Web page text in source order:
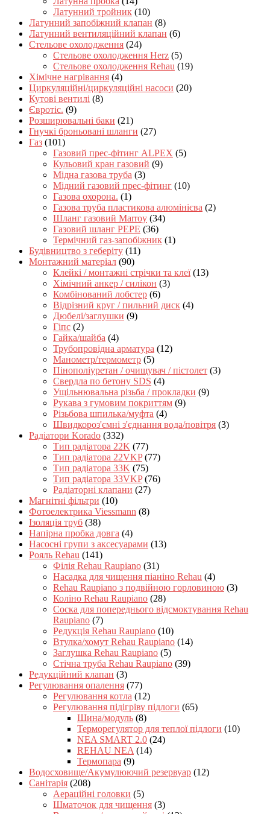
Латунний тройник (10)
Латунний запобіжний клапан (8)
Латунний вентиляційний клапан (6)
Стельове охолодження (24)
Стельове охолодження Herz (5)
Стельове охолодження Rehau (19)
Хімічне нагрівання (4)
Циркуляційні/циркуляційні насоси (20)
Кутові вентилі (8)
Євротіс. (9)
Розширювальні баки (21)
Гнучкі броньовані шланги (27)
Газ (101)
Газовий прес-фітинг ALPEX (5)
Кульовий кран газовий (9)
Мідна газова труба (3)
Мідний газовий прес-фітинг (10)
Газова охорона. (1)
Газова труба пластикова алюмінієва (2)
Шланг газовий Marroy (34)
Газовий шланг PEPE (36)
Термічний газ-запобіжник (1)
Будівництво з геберіту (11)
Монтажний матеріал (90)
Клейкі / монтажні стрічки та клеї (13)
Хімічний анкер / силікон (3)
Комбінований лобстер (6)
Відрізний круг / пильний диск (4)
Дюбелі/заглушки (9)
Гіпс (2)
Гайка/шайба (4)
Трубопровідна арматура (12)
Манометр/термометр (5)
Пінополіуретан / очищувач / пістолет (3)
Свердла по бетону SDS (4)
Ущільнювальна різьба / прокладки (9)
Рукава з гумовим покриттям (9)
Різьбова шпилька/муфта (4)
Швидкороз'ємні з'єднання вода/повітря (3)
Радіатори Korado (332)
Тип радіатора 22K (77)
Тип радіатора 22VKP (77)
Тип радіатора 33K (75)
Тип радіатора 33VKP (76)
Радіаторні клапани (27)
Магнітні фільтри (10)
Фотоелектрика Viessmann (8)
Ізоляція труб (38)
Напірна пробка довга (4)
Насосні групи з аксесуарами (13)
Рояль Rehau (141)
Філія Rehau Raupiano (31)
Насадка для чищення піаніно Rehau (4)
Rehau Raupiano з подвійною горловиною (3)
Коліно Rehau Raupiano (28)
Соска для попереднього відсмоктування Rehau
Raupiano (7)
Редукція Rehau Raupiano (10)
Втулка/хомут Rehau Raupiano (14)
Заглушка Rehau Raupiano (5)
Стічна труба Rehau Raupiano (39)
Редукційний клапан (3)
Регулювання опалення (77)
Регулювання котла (12)
Регулювання підігріву підлоги (65)
Шина/модуль (8)
Терморегулятор для теплої підлоги (10)
NEA SMART 2.0 (24)
REHAU NEA (14)
Термопара (9)
Водосховище/Акумулюючий резервуар (12)
Санітарія (208)
Аераційні головки (5)
Шматочок для чищення (3)